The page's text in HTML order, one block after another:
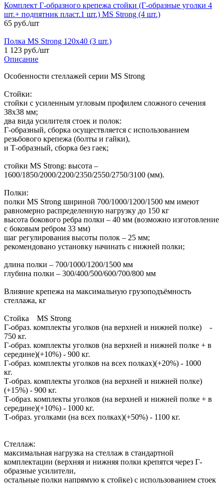
Комплект Г-образного крепежа стойки (Г-образные уголки 4
шт.+ подпятник пласт.1 шт.) MS Strong (4 шт.)
65 руб./шт
Полка MS Strong 120x40 (3 шт.)
1 123 руб./шт
Описание
Особенности стеллажей серии MS Strong
Стойки:
стойки с усиленным угловым профилем сложного сечения
38х38 мм;
два вида усилителя стоек и полок:
Г-образный, сборка осуществляется с использованием
резьбового крепежа (болты и гайки),
и Т-образный, сборка без гаек;
стойки MS Strong: высота –
1600/1850/2000/2200/2350/2550/2750/3100 (мм).
Полки:
полки MS Strong шириной 700/1000/1200/1500 мм имеют
равномерно распределенную нагрузку до 150 кг
высота бокового ребра полки – 40 мм (возможно изготовление
с боковым ребром 33 мм)
шаг регулирования высоты полок – 25 мм;
рекомендовано установку начинать с нижней полки;
длина полки – 700/1000/1200/1500 мм
глубина полки – 300/400/500/600/700/800 мм
Влияние крепежа на максимальную грузоподъёмность
стеллажа, кг
Стойка MS Strong
Г-образ. комплекты уголков (на верхней и нижней полке) -
750 кг.
Г-образ. комплекты уголков (на верхней и нижней полке + в
середине)(+10%) - 900 кг.
Г-образ. комплекты уголков на всех полках)(+20%) - 1000
кг.
Т-образ. комплекты уголков (на верхней и нижней полке)
(+15%) - 900 кг.
Т-образ. комплекты уголков (на верхней и нижней полке + в
середине)(+10%) - 1000 кг.
Т-образ. уголками (на всех полках)(+50%) - 1100 кг.
Стеллаж:
максимальная нагрузка на стеллаж в стандартной
комплектации (верхняя и нижняя полки крепятся через Г-
образные усилители,
остальные полки напрямую к стойке) с использованием стоек